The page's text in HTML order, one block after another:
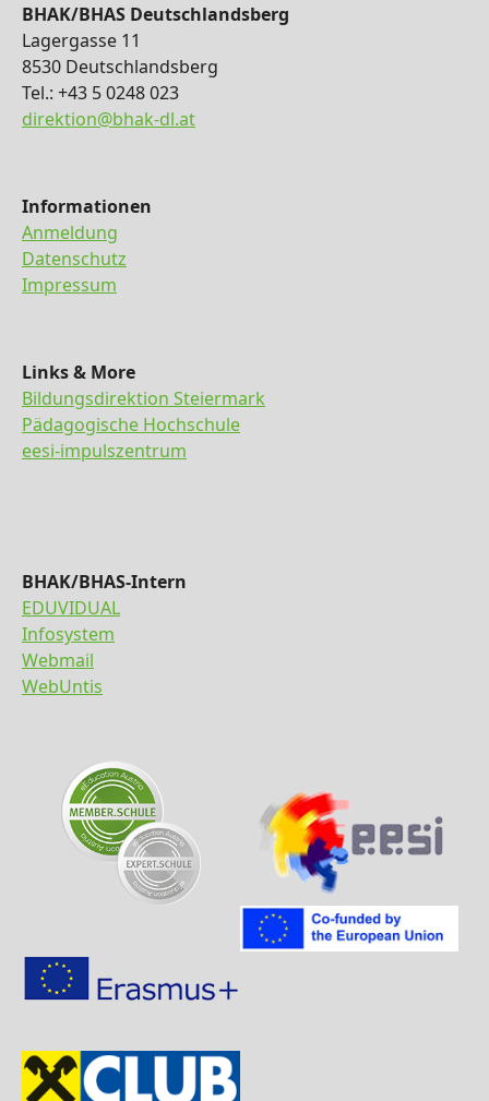
BHAK/BHAS Deutschlandsberg
Lagergasse 11
8530 Deutschlandsberg
Tel.: +43 5 0248 023
direktion@bhak-dl.at
Informationen
Anmeldung
Datenschutz
Impressum
Links & More
Bildungsdirektion Steiermark
Pädagogische Hochschule
eesi-impulszentrum
BHAK/BHAS-Intern
EDUVIDUAL
Infosystem
Webmail
WebUntis